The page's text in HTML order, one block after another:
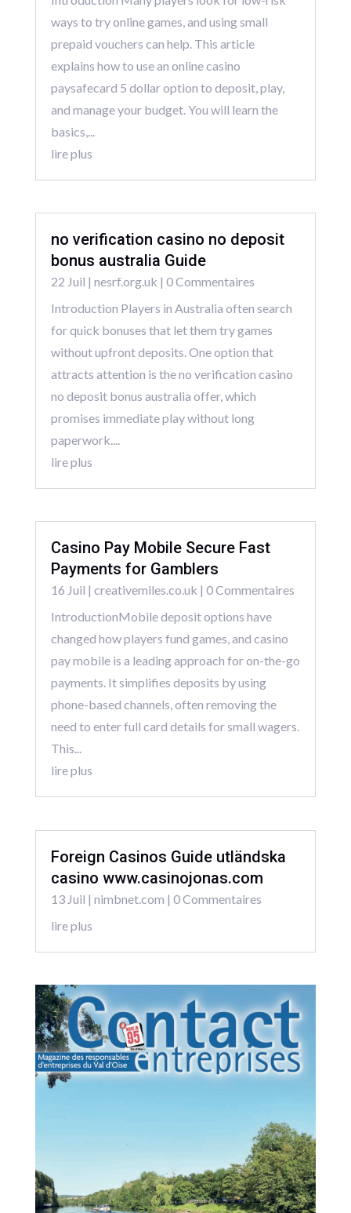
ways to try online games, and using small
prepaid vouchers can help. This article
explains how to use an online casino
paysafecard 5 dollar option to deposit, play,
and manage your budget. You will learn the
basics,...
lire plus
no verification casino no deposit
bonus australia Guide
22 Juil | nesrf.org.uk | 0 Commentaires
Introduction Players in Australia often search
for quick bonuses that let them try games
without upfront deposits. One option that
attracts attention is the no verification casino
no deposit bonus australia offer, which
promises immediate play without long
paperwork....
lire plus
Casino Pay Mobile Secure Fast
Payments for Gamblers
16 Juil | creativemiles.co.uk | 0 Commentaires
IntroductionMobile deposit options have
changed how players fund games, and casino
pay mobile is a leading approach for on-the-go
payments. It simplifies deposits by using
phone-based channels, often removing the
need to enter full card details for small wagers.
This...
lire plus
Foreign Casinos Guide utländska
casino www.casinojonas.com
13 Juil | nimbnet.com | 0 Commentaires
lire plus